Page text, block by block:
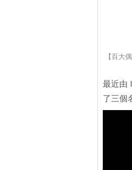
【百大
最近由
了三個